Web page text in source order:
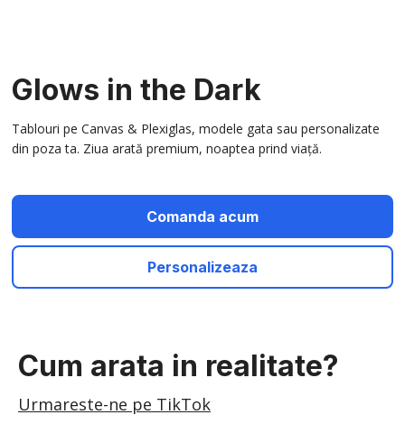
Glows in the Dark
Tablouri pe Canvas & Plexiglas, modele gata sau personalizate
din poza ta. Ziua arată premium, noaptea prind viață.
Comanda acum
Personalizeaza
Cum arata in realitate?
Urmareste-ne pe TikTok